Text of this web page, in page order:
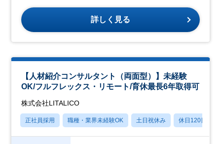
詳しく見る
【人材紹介コンサルタント（両面型）】未経験
OK/フルフレックス・リモート/育休最長6年取得可
株式会社LITALICO
正社員採用 職種・業界未経験OK 土日祝休み 休日120日以上